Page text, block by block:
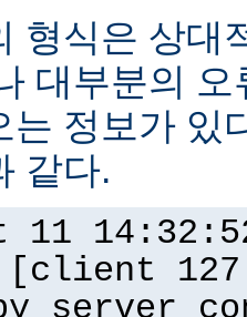
형식은 상대
대부분의
는 정보가 있
같다.
11